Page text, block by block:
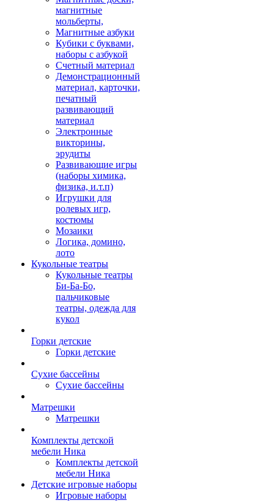
магнитные
мольберты,
Магнитные азбуки
Кубики с буквами,
наборы с азбукой
Счетный материал
Демонстрационный
материал, карточки,
печатный
развивающий
материал
Электронные
викторины,
эрудиты
Развивающие игры
(наборы химика,
физика, и.т.п)
Игрушки для
ролевых игр,
костюмы
Мозаики
Логика, домино,
лото
Кукольные театры
Кукольные театры
Би-Ба-Бо,
пальчиковые
театры, одежда для
кукол
Горки детские
Горки детские
Сухие бассейны
Сухие бассейны
Матрешки
Матрешки
Комплекты детской
мебели Ника
Комплекты детской
мебели Ника
Детские игровые наборы
Игровые наборы